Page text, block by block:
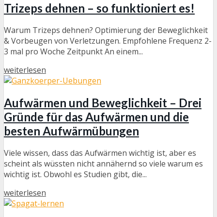
Trizeps dehnen – so funktioniert es!
Warum Trizeps dehnen? Optimierung der Beweglichkeit
& Vorbeugen von Verletzungen. Empfohlene Frequenz 2-
3 mal pro Woche Zeitpunkt An einem...
weiterlesen
Aufwärmen und Beweglichkeit – Drei
Gründe für das Aufwärmen und die
besten Aufwärmübungen
Viele wissen, dass das Aufwärmen wichtig ist, aber es
scheint als wüssten nicht annähernd so viele warum es
wichtig ist. Obwohl es Studien gibt, die...
weiterlesen